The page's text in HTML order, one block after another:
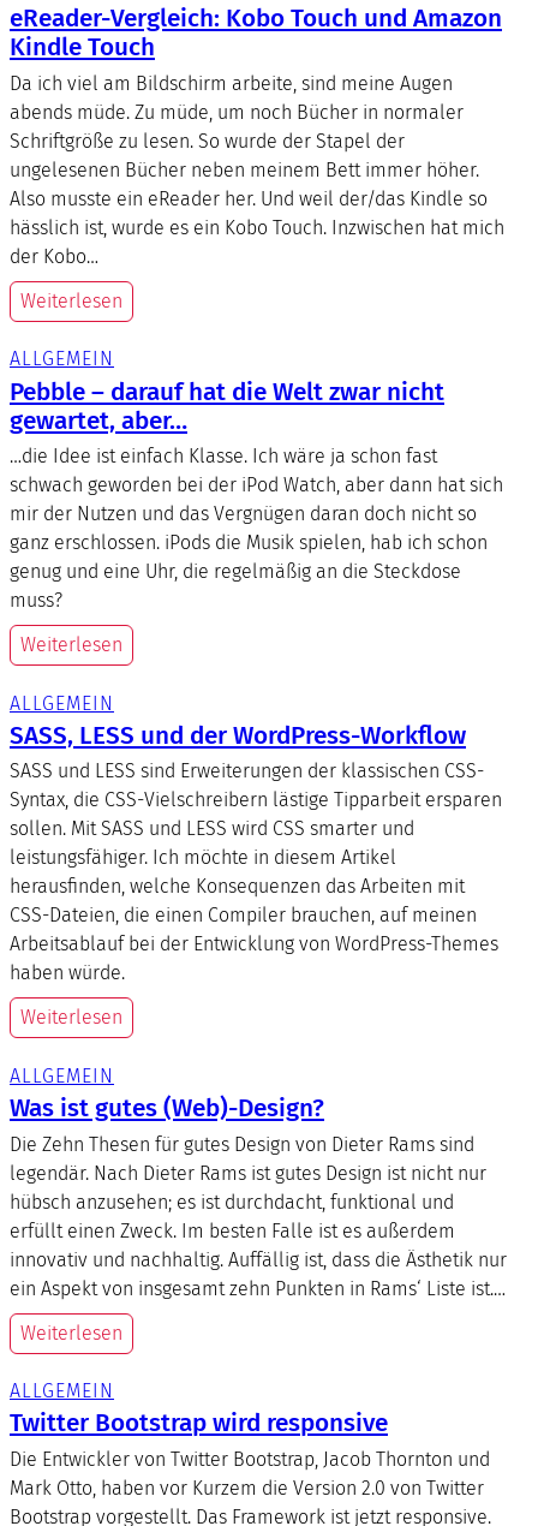
eReader-Vergleich: Kobo Touch und Amazon
Kindle Touch
Da ich viel am Bildschirm arbeite, sind meine Augen
abends müde. Zu müde, um noch Bücher in normaler
Schriftgröße zu lesen. So wurde der Stapel der
ungelesenen Bücher neben meinem Bett immer höher.
Also musste ein eReader her. Und weil der/das Kindle so
hässlich ist, wurde es ein Kobo Touch. Inzwischen hat mich
der Kobo…
Weiterlesen
ALLGEMEIN
Pebble – darauf hat die Welt zwar nicht
gewartet, aber…
…die Idee ist einfach Klasse. Ich wäre ja schon fast
schwach geworden bei der iPod Watch, aber dann hat sich
mir der Nutzen und das Vergnügen daran doch nicht so
ganz erschlossen. iPods die Musik spielen, hab ich schon
genug und eine Uhr, die regelmäßig an die Steckdose
muss?
Weiterlesen
ALLGEMEIN
SASS, LESS und der WordPress-Workflow
SASS und LESS sind Erweiterungen der klassischen CSS-
Syntax, die CSS-Vielschreibern lästige Tipparbeit ersparen
sollen. Mit SASS und LESS wird CSS smarter und
leistungsfähiger. Ich möchte in diesem Artikel
herausfinden, welche Konsequenzen das Arbeiten mit
CSS-Dateien, die einen Compiler brauchen, auf meinen
Arbeitsablauf bei der Entwicklung von WordPress-Themes
haben würde.
Weiterlesen
ALLGEMEIN
Was ist gutes (Web)-Design?
Die Zehn Thesen für gutes Design von Dieter Rams sind
legendär. Nach Dieter Rams ist gutes Design ist nicht nur
hübsch anzusehen; es ist durchdacht, funktional und
erfüllt einen Zweck. Im besten Falle ist es außerdem
innovativ und nachhaltig. Auffällig ist, dass die Ästhetik nur
ein Aspekt von insgesamt zehn Punkten in Rams‘ Liste ist.…
Weiterlesen
ALLGEMEIN
Twitter Bootstrap wird responsive
Die Entwickler von Twitter Bootstrap, Jacob Thornton und
Mark Otto, haben vor Kurzem die Version 2.0 von Twitter
Bootstrap vorgestellt. Das Framework ist jetzt responsive.